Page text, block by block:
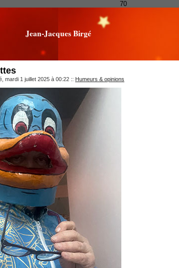
70
Jean-Jacques Birgé
mardi 1 juillet 2025 à 00:22 :: Humeurs & opinions